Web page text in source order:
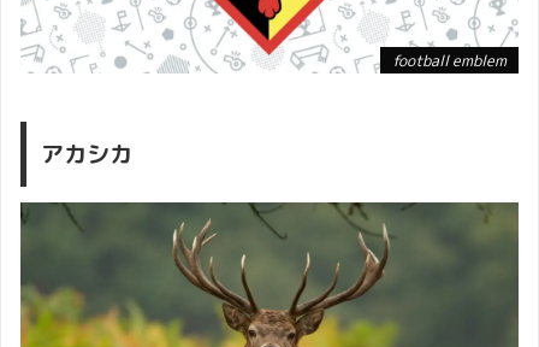
football emblem
アカシカ